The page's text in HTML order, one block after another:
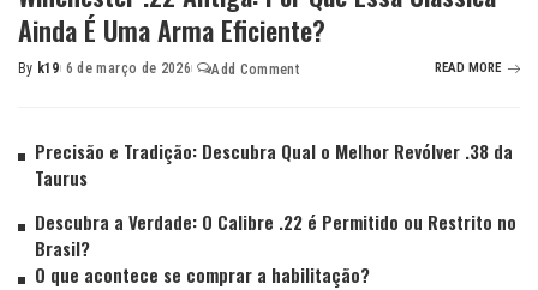
Ainda É Uma Arma Eficiente?
By k19 6 de março de 2026 Add Comment READ MORE
Precisão e Tradição: Descubra Qual o Melhor Revólver .38 da
Taurus
Descubra a Verdade: O Calibre .22 é Permitido ou Restrito no
Brasil?
O que acontece se comprar a habilitação?